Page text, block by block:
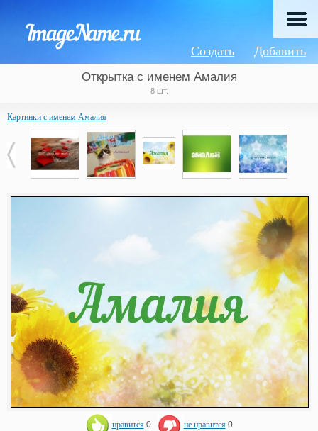
Добавить
Создать
Открытка с именем Амалия
8 шт.
Картинки с именем Амалия
нравится 0 не нравится 0